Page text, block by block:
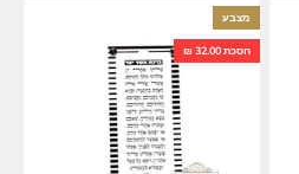
מצבע
חסכת 32.00 ₪